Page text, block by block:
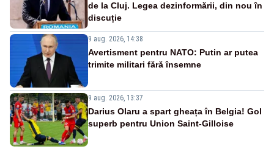
de la Cluj. Legea dezinformării, din nou în
discuție
9 aug. 2026, 14:38
Avertisment pentru NATO: Putin ar putea
trimite militari fără însemne
9 aug. 2026, 13:37
Darius Olaru a spart gheața în Belgia! Gol
superb pentru Union Saint-Gilloise